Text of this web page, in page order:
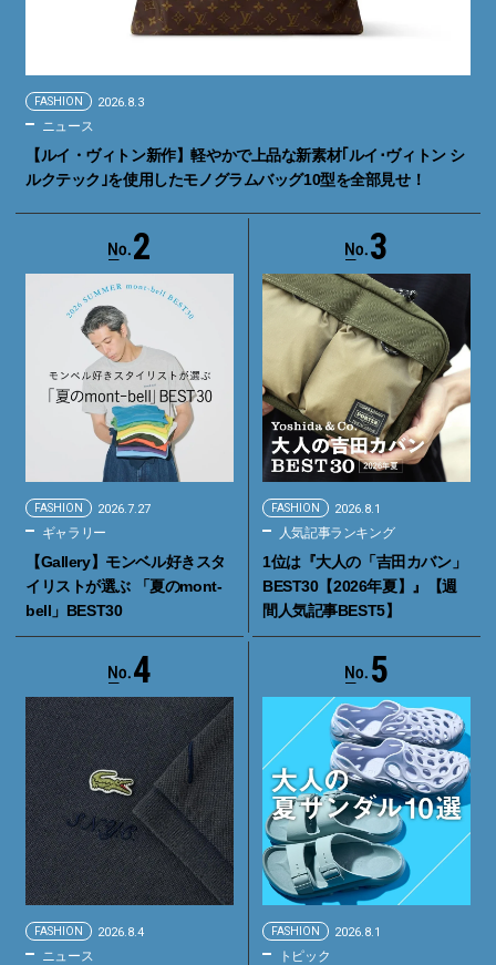
FASHION 2026.8.3
ニュース
【ルイ・ヴィトン新作】軽やかで上品な新素材｢ルイ･ヴィトン シ
ルクテック｣を使用したモノグラムバッグ10型を全部見せ！
2
FASHION 2026.7.27
ギャラリー
【Gallery】モンベル好きスタ
イリストが選ぶ 「夏のmont-
bell」BEST30
3
FASHION 2026.8.1
人気記事ランキング
1位は『大人の「吉田カバン」
BEST30【2026年夏】』【週
間人気記事BEST5】
4
FASHION 2026.8.4
ニュース
5
FASHION 2026.8.1
トピック